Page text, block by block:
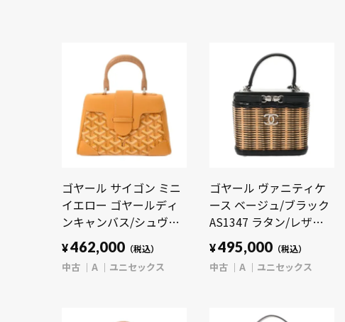
ゴヤール サイゴン ミニ
イエロー ゴヤールディ
ンキャンバス/シュヴロ
ッシュカーフ ユニセッ
クス バッグ 【中古】
【bag】
¥462,000 （税込）
中古 A ユニセックス
ゴヤール ヴァニティケ
ース ベージュ/ブラック
AS1347 ラタン/レザー
ユニセックス バッグ
【中古】【bag】
¥495,000 （税込）
中古 A ユニセックス